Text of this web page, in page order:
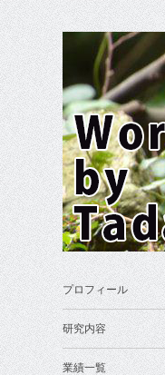
プロフィール
研究内容
業績一覧